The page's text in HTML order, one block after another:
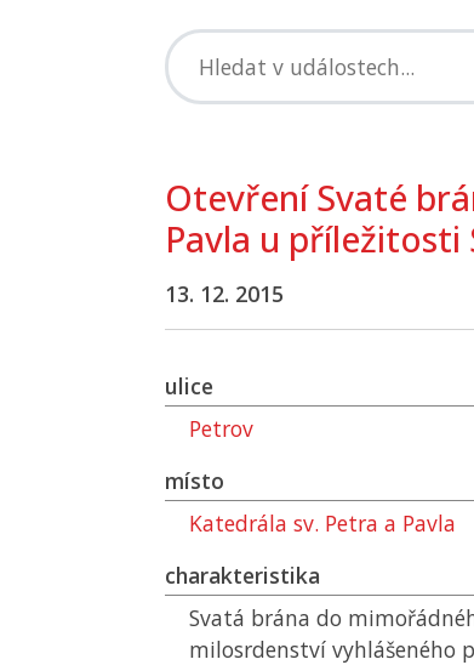
Otevření Svaté
Pavla u
13. 12. 2015
ulice
Petrov
místo
Katedrála sv. Petra a Pavla
charakteristika
Svatá brána do
milosrdenství vyhlášeného